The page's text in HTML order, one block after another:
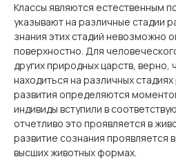
Классы являются естественным
указывают на различные стадии
знания этих стадий невозможно
поверхностно. Для
других природных царств, верно,
находиться на различных
развития определяются
индивиды вступили в
отчетливо это проявляется в
развитие сознания проявляется
высших животных формах.